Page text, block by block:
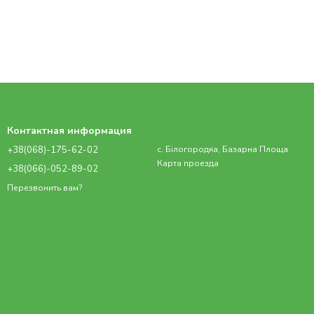
Контактная информация
+38(068)-175-62-02
+38(066)-052-89-02
Перезвонить вам?
с. Білогородка, Базарна Площа
Карта проезда